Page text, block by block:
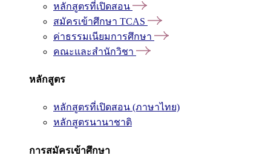
หลักสูตรที่เปิดสอน
สมัครเข้าศึกษา TCAS
ค่าธรรมเนียมการศึกษา
คณะและสำนักวิชา
หลักสูตร
หลักสูตรที่เปิดสอน (ภาษาไทย)
หลักสูตรนานาชาติ
การสมัครเข้าศึกษา